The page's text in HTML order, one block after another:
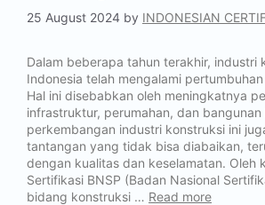
25 August 2024 by INDONESIAN
Dalam beberapa tahun terakhir, industri
Indonesia telah mengalami
Hal ini disebabkan oleh meningkatnya
infrastruktur, perumahan, dan bangunan
perkembangan industri konstruksi ini
tantangan yang tidak bisa diabaikan,
dengan kualitas dan keselamatan. Oleh
Sertifikasi BNSP (Badan Nasional
bidang konstruksi … Read more